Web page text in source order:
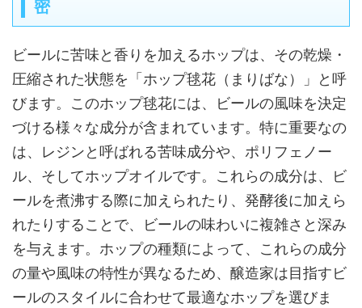
密
ビールに苦味と香りを加えるホップは、その乾燥・
圧縮された状態を「ホップ毬花（まりばな）」と呼
びます。このホップ毬花には、ビールの風味を決定
づける様々な成分が含まれています。特に重要なの
は、レジンと呼ばれる苦味成分や、ポリフェノー
ル、そしてホップオイルです。これらの成分は、ビ
ールを煮沸する際に加えられたり、発酵後に加えら
れたりすることで、ビールの味わいに複雑さと深み
を与えます。ホップの種類によって、これらの成分
の量や風味の特性が異なるため、醸造家は目指すビ
ールのスタイルに合わせて最適なホップを選びま